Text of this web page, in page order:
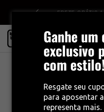
Ganhe
exclusivo
com estilo!
Resgate seu
para aposentar
representa mais.
R$499 FRETE GRÁTIS